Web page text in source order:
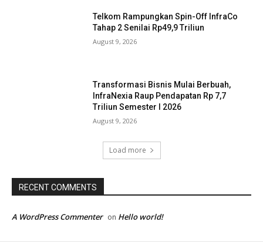
Telkom Rampungkan Spin-Off InfraCo
Tahap 2 Senilai Rp49,9 Triliun
August 9, 2026
Transformasi Bisnis Mulai Berbuah,
InfraNexia Raup Pendapatan Rp 7,7
Triliun Semester I 2026
August 9, 2026
Load more
RECENT COMMENTS
A WordPress Commenter on Hello world!